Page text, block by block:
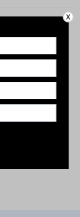
decorativa
marcante,
Legend?rios
um
para um v?
tornando a
X